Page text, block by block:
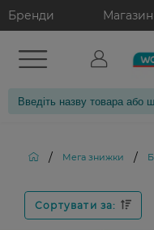
Бренди
/ Мега знижки /
Сортувати за: